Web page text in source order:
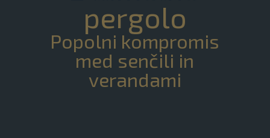
pergolo
Popolni kompromis
med senčili in
verandami